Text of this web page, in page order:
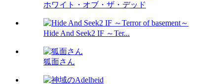
ホワイト・オブ・ザ・デッド
Hide And Seek2 IF ～Ter...
狐面さん